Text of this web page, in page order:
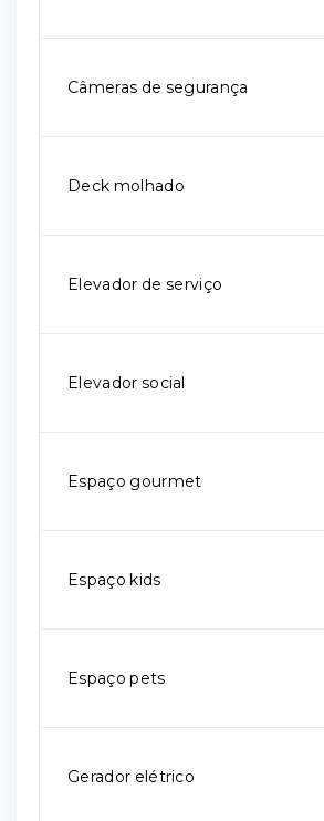
Câmeras de segurança
Deck molhado
Elevador de serviço
Elevador social
Espaço gourmet
Espaço kids
Espaço pets
Gerador elétrico